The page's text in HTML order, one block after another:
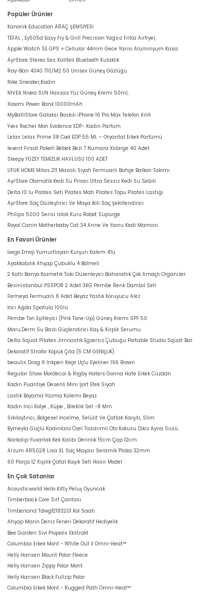
Popüler Ürünler
Kanonik Education ARAÇ ŞEMSİYESİ
TEFAL , Ey505d Easy Fry & Grill Precision Yağsız Fritöz Airfryer,
Apple Watch SE GPS + Cellular 44mm Gece Yarısı Alüminyum Kasa
AyrStore Stereo Ses Kaliteli Bluetooth Kulaklık
Ray-Ban 4340 710/M2 50 Unisex Güneş Gözlüğü
Nike Sneaker,Kadın
NIVEA Nivea SUN Hassas Yüz Güneş Kremi 50ml,
Xiaomi Power Bank 10000mAh
MyBalliStore Galaksi Baskılı iPhone 16 Pro Max Telefon Kılıfı
Yves Rocher Mon Evidence EDP- Kadın Parfüm
Lelas Lelas Prime 38 Cool EDP 55 ML – Oryantal Erkek Parfümü
levent Fırsat Paketi Bebek Bezi 7 Numara Xxlarge 40 Adet
Sleepy YÜZEY TEMİZLİK HAVLUSU 100 ADET
UFUK HOME Milas 211 Masalı Siyah Fermuarlı Bahçe Balkon Takımı
AyrStore Otomatik Kedi Su Pınarı Ultra Sessiz Kedi Su Sebili
Delta 10 lu Pilates Seti Pilates Matı Pilates Topu Pilates Lastiği
AyrStore Saç Düzleştirici Ve Maşa İkili Saç Şekillendirici
Philips 5000 Serisi Islak Kuru Robot Süpürge
Royal Canin Motherbaby Cat 34 Anne Ve Yavru Kedi Maması
En Favori Ürünler
İsego Emoji Yumurtlayan Kurşun Kalem 4'lü
Ayakkabılık Ahşap Çubuklu 4 Bölmeli
2 Katlı Banyo Kozmetik Takı Düzenleyici Baharatlık Çok Amaçlı Organizer
Besinistanbul PSSPOR 2 Adet 3KG Pembe Renk Dambıl Seti
Formeya Fermuarlı 6 Adet Beyaz Yastık Koruyucu Alez
İnci Ağda Spatula 100lü
Pembe Ton Eşitleyici (Pink Tone-Up) Güneş Kremi SPF 50
Maru.Derm Su Bazlı Güçlendirici Kaş & Kirpik Serumu
Delta Squat Pilates Jimnastik Egzersiz Çubuğu Portable Studio Squat Bar
Dekoratif Strafor Köpük Çıta (5 CM GENİŞLİK)
beaulis Drag It Inkpen Keçe Uçlu Eyeliner 196 Brown
Regular Show Mordecai & Rigby Haters Gonna Hate Erkek Cüzdan
Kadın Puantiye Desenli Mini Şort Etek Siyah
Lastik Boyama Yazma Kalemi Beyaz
Kadın Inci Kolye , Küpe , Bileklik Set -8 Mm
Sıkılaştırıcı, Bölgesel İncelme, Selülit Ve Çatlak Karşıtı, Slim
Bymeyla Güçlü Kadınlara Özel Tasarımlı Oto Kokusu Dikiz Ayna Süsü
Narkalıp Yuvarlak Kek Kalıbı Derinlik 15cm Çap 12cm
Arzum AR5028 Lisa XL Saç Maşası Seramik Plaka 32mm
60 Parça 12 Kişilik Çatal Kaşık Seti Hasır Model
En Çok Satanlar
Acousticworld Hello Kitty Peluş Oyuncak
Timberback Core Sırt Çantası
Timberland Tdwgf2183201 Kol Saati
Ahşap Marin Deniz Feneri Dekoratif Hediyelik
Bee Garden Sivi Propolis Ekstrakt
Columbia Erkek Mont - White Out İi Omni-Heat™
Helly Hansen Mount Polar Fleece
Helly Hansen Zippy Polar Mont
Helly Hansen Block Fullzip Polar
Columbia Erkek Mont - Rugged Path Omni-Heat™